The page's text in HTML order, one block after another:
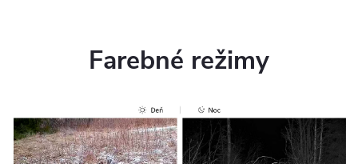
Farebné režimy